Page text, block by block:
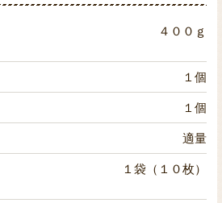
４００ｇ
１個
１個
適量
１袋（１０枚）